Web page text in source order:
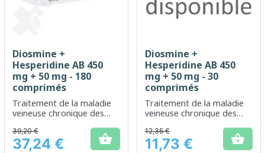
Diosmine +
Hesperidine AB 450
mg + 50 mg - 180
comprimés
Traitement de la maladie
veineuse chronique des
hémorroïdaire aiguë
Prix
39,20 €
37,24 € 
Diosmine +
Hesperidine AB 450
mg + 50 mg - 30
comprimés
Traitement de la maladie
veineuse chronique des
hémorroïdaire aiguë
Prix
12,35 €
11,73 € 